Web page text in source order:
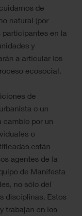
de
natural (por
participantes en la
y
a articular los
ecosocial.
de
o un
cambio por un
o
están
agentes de la
de Manifesta
no sólo del
disciplinas. Estos
trabajan en los